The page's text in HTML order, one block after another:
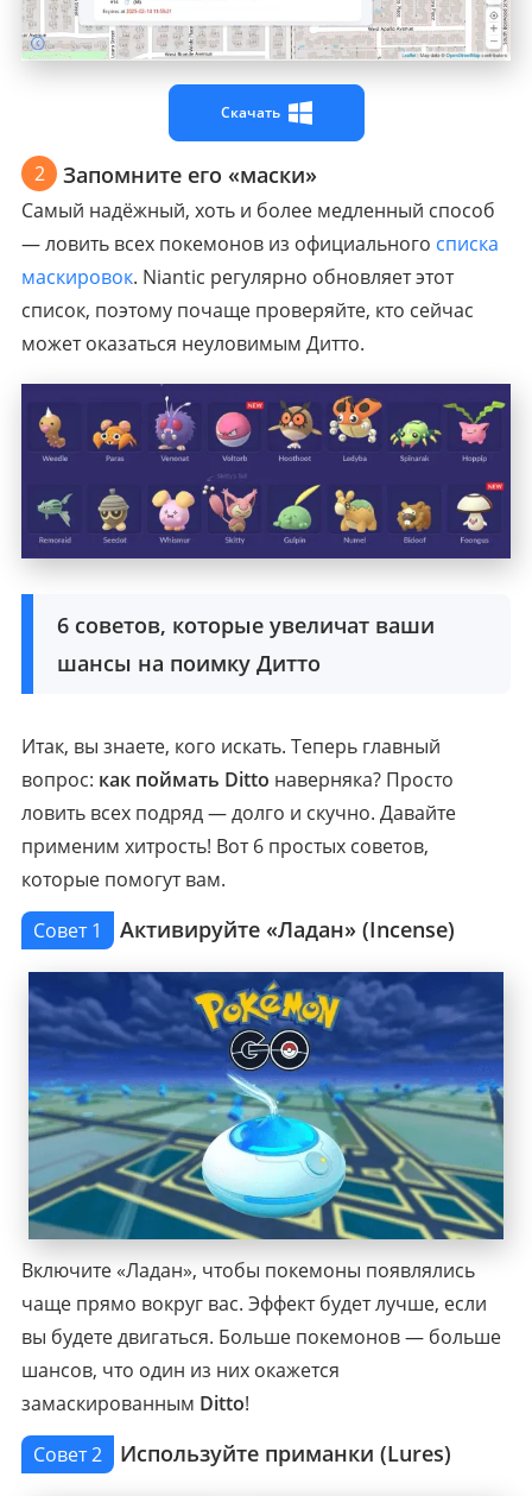
Скачать
2 Запомните его «маски»
Самый надёжный, хоть и более медленный способ
— ловить всех покемонов из официального списка
маскировок. Niantic регулярно обновляет этот
список, поэтому почаще проверяйте, кто сейчас
может оказаться неуловимым Дитто.
6 советов, которые увеличат ваши
шансы на поимку Дитто
Итак, вы знаете, кого искать. Теперь главный
вопрос: как поймать Ditto наверняка? Просто
ловить всех подряд — долго и скучно. Давайте
применим хитрость! Вот 6 простых советов,
которые помогут вам.
Совет 1
Активируйте «Ладан» (Incense)
Включите «Ладан», чтобы покемоны появлялись
чаще прямо вокруг вас. Эффект будет лучше, если
вы будете двигаться. Больше покемонов — больше
шансов, что один из них окажется
замаскированным Ditto!
Совет 2
Используйте приманки (Lures)